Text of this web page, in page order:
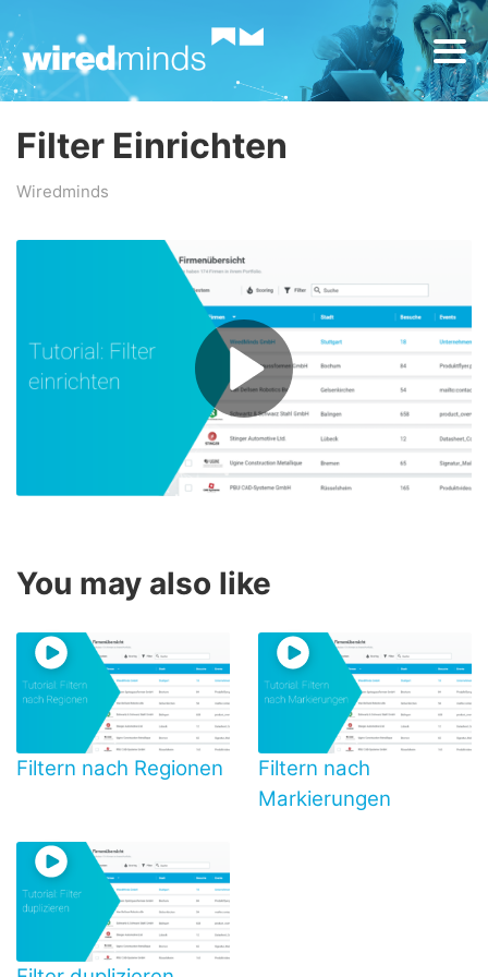
Filter Einrichten
Wiredminds
You may also like
Filtern nach Regionen
Filtern nach
Markierungen